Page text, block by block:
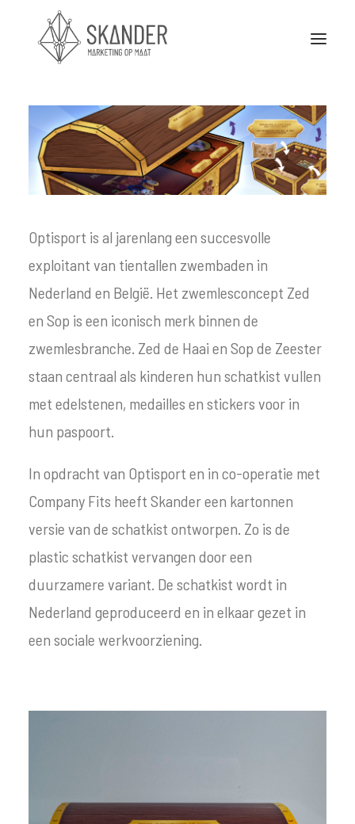
Stuurkaarten
Portfolio
Nieuws
Partners
Over Skander
Contact
Optisport is al jarenlang een succesvolle
exploitant van tientallen zwembaden in
Nederland en België. Het zwemlesconcept Zed
en Sop is een iconisch merk binnen de
zwemlesbranche. Zed de Haai en Sop de Zeester
staan centraal als kinderen hun schatkist vullen
met edelstenen, medailles en stickers voor in
hun paspoort.
In opdracht van Optisport en in co-operatie met
Company Fits heeft Skander een kartonnen
versie van de schatkist ontworpen. Zo is de
plastic schatkist vervangen door een
duurzamere variant. De schatkist wordt in
Nederland geproduceerd en in elkaar gezet in
een sociale werkvoorziening.